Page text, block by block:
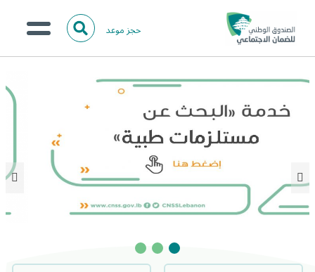
حجز موعد ا
ل
ث
من نحن؟
الخدمات الالكترونية
المركز الإعلامي
تواصل معنا
البحث
عن:
التمرير
للأسفل